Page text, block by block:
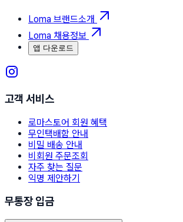
Loma 브랜드소개
Loma 채용정보
앱 다운로드
고객 서비스
로마스토어 회원 혜택
무인택배함 안내
비밀 배송 안내
비회원 주문조회
자주 찾는 질문
익명 제안하기
무통장 입금